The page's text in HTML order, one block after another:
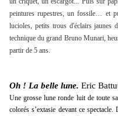
peintures rupestres, un fossile… et
lucioles, petits trous d'éclairs jaunes
technique du grand Bruno Munari,
partir de 5 ans.
Oh ! La belle lune. Eric
Une grosse lune ronde luit de toute
colorés s’extasie devant ce